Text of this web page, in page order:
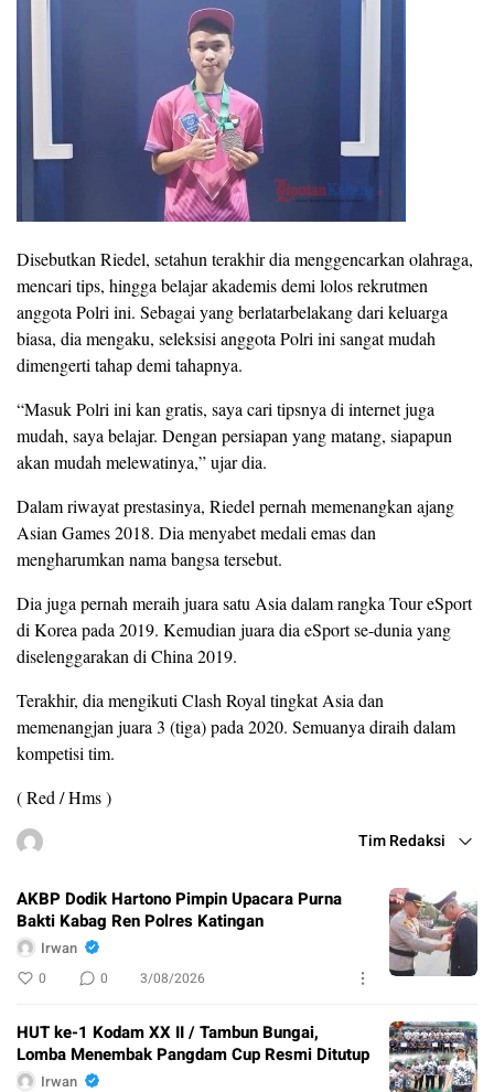
Disebutkan Riedel, setahun terakhir dia menggencarkan olahraga,
mencari tips, hingga belajar akademis demi lolos rekrutmen
anggota Polri ini. Sebagai yang berlatarbelakang dari keluarga
biasa, dia mengaku, seleksisi anggota Polri ini sangat mudah
dimengerti tahap demi tahapnya.
“Masuk Polri ini kan gratis, saya cari tipsnya di internet juga
mudah, saya belajar. Dengan persiapan yang matang, siapapun
akan mudah melewatinya,” ujar dia.
Dalam riwayat prestasinya, Riedel pernah memenangkan ajang
Asian Games 2018. Dia menyabet medali emas dan
mengharumkan nama bangsa tersebut.
Dia juga pernah meraih juara satu Asia dalam rangka Tour eSport
di Korea pada 2019. Kemudian juara dia eSport se-dunia yang
diselenggarakan di China 2019.
Terakhir, dia mengikuti Clash Royal tingkat Asia dan
memenangjan juara 3 (tiga) pada 2020. Semuanya diraih dalam
kompetisi tim.
( Red / Hms )
Tim Redaksi
AKBP Dodik Hartono Pimpin Upacara Purna
Bakti Kabag Ren Polres Katingan
Irwan
0 0 3/08/2026
HUT ke-1 Kodam XX II / Tambun Bungai,
Lomba Menembak Pangdam Cup Resmi Ditutup
Irwan